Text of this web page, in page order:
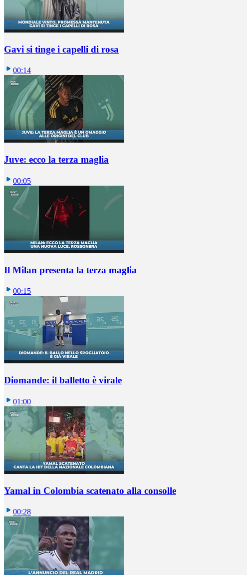
Gavi si tinge i capelli di rosa
00:14
Juve: ecco la terza maglia
00:05
Il Milan presenta la terza maglia
00:15
Diomande: il balletto è virale
01:00
Yamal in Colombia scatenato alla consolle
00:28